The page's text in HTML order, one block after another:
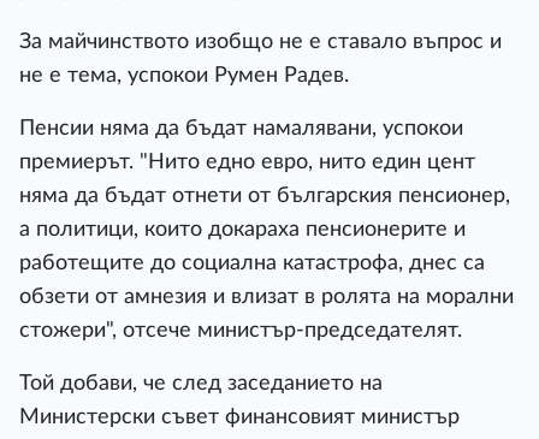
За майчинството изобщо не е ставало въпрос и
не е тема, успокои Румен Радев.
Пенсии няма да бъдат намалявани, успокои
премиерът. "Нито едно евро, нито един цент
няма да бъдат отнети от българския пенсионер,
а политици, които докараха пенсионерите и
работещите до социална катастрофа, днес са
обзети от амнезия и влизат в ролята на морални
стожери", отсече министър-председателят.
Той добави, че след заседанието на
Министерски съвет финансовият министър